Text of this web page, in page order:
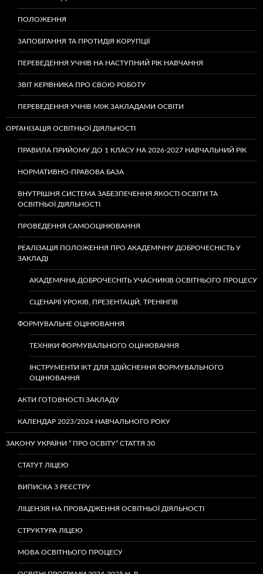
ПОЛОЖЕННЯ
ЗАПОБІГАННЯ ТА ПРОТИДІЯ КОРУПЦІЇ
ПЕРЕВЕДЕННЯ УЧНІВ НА НАСТУПНИЙ РІК НАВЧАННЯ
ЗВІТ КЕРІВНИКА ПРО СВОЮ РОБОТУ
ПЕРЕВЕДЕННЯ УЧНІВ МІЖ ЗАКЛАДАМИ ОСВІТИ
ОРГАНІЗАЦІЯ ОСВІТНЬОЇ ДІЯЛЬНОСТІ
ПРАВИЛА ПРИЙОМУ ДО 1 КЛАСУ НА 2026-2027 НАВЧАЛЬНИЙ РІК
НОРМАТИВНО-ПРАВОВА БАЗА
ВНУТРІШНЯ СИСТЕМА ЗАБЕЗПЕЧЕННЯ ЯКОСТІ ОСВІТИ ТА
ОСВІТНЬОЇ ДІЯЛЬНОСТІ
ПРОВЕДЕННЯ САМООЦІНЮВАННЯ
РЕАЛІЗАЦІЯ ПОЛОЖЕННЯ ПРО АКАДЕМІЧНУ ДОБРОЧЕСНІСТЬ У
ЗАКЛАДІ
АКАДЕМІЧНА ДОБРОЧЕСНІТЬ УЧАСНИКІВ ОСВІТНЬОГО ПРОЦЕСУ
СЦЕНАРІЇ УРОКІВ, ПРЕЗЕНТАЦІЙ, ТРЕНІНГІВ
ФОРМУВАЛЬНЕ ОЦІНЮВАННЯ
ТЕХНІКИ ФОРМУВАЛЬНОГО ОЦІНЮВАННЯ
ІНСТРУМЕНТИ ІКТ ДЛЯ ЗДІЙСНЕННЯ ФОРМУВАЛЬНОГО
ОЦІНЮВАННЯ
АКТИ ГОТОВНОСТІ ЗАКЛАДУ
КАЛЕНДАР 2023/2024 НАВЧАЛЬНОГО РОКУ
ЗАКОНУ УКРАЇНИ ” ПРО ОСВІТУ” СТАТТЯ 30
СТАТУТ ЛІЦЕЮ
ВИПИСКА З РЕЄСТРУ
ЛІЦЕНЗІЯ НА ПРОВАДЖЕННЯ ОСВІТНЬОЇ ДІЯЛЬНОСТІ
СТРУКТУРА ЛІЦЕЮ
МОВА ОСВІТНЬОГО ПРОЦЕСУ